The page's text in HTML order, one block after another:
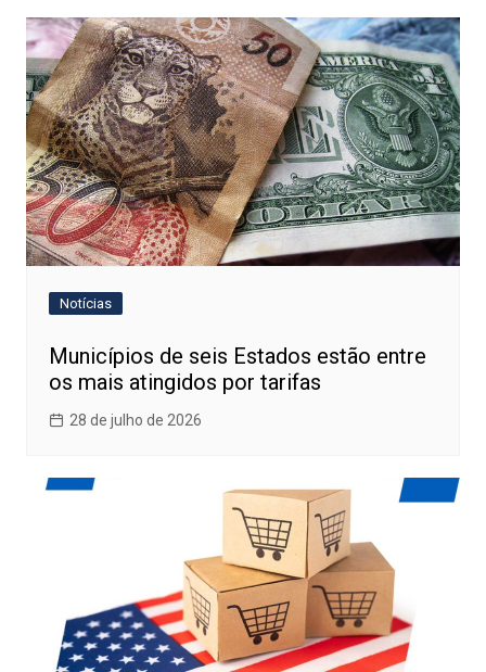
Notícias
Municípios de seis Estados estão entre
os mais atingidos por tarifas
28 de julho de 2026